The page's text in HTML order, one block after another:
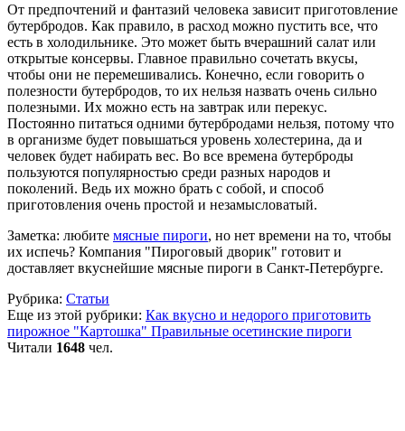
От предпочтений и фантазий человека зависит приготовление
бутербродов. Как правило, в расход можно пустить все, что
есть в холодильнике. Это может быть вчерашний салат или
открытые консервы. Главное правильно сочетать вкусы,
чтобы они не перемешивались. Конечно, если говорить о
полезности бутербродов, то их нельзя назвать очень сильно
полезными. Их можно есть на завтрак или перекус.
Постоянно питаться одними бутербродами нельзя, потому что
в организме будет повышаться уровень холестерина, да и
человек будет набирать вес. Во все времена бутерброды
пользуются популярностью среди разных народов и
поколений. Ведь их можно брать с собой, и способ
приготовления очень простой и незамысловатый.
Заметка: любите мясные пироги, но нет времени на то, чтобы
их испечь? Компания "Пироговый дворик" готовит и
доставляет вкуснейшие мясные пироги в Санкт-Петербурге.
Рубрика: Статьи
Еще из этой рубрики: Как вкусно и недорого приготовить
пирожное "Картошка" Правильные осетинские пироги
Читали 1648 чел.